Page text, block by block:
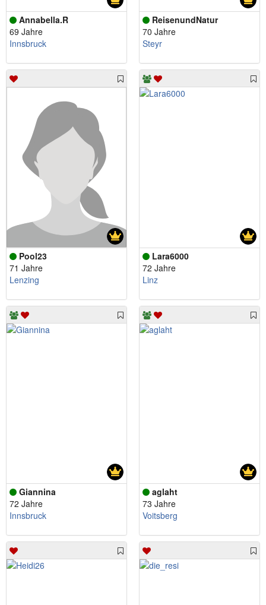
Annabella.R
69 Jahre
Innsbruck
ReisenundNatur
70 Jahre
Steyr
Pool23
71 Jahre
Lenzing
Lara6000
72 Jahre
Linz
Giannina
72 Jahre
Innsbruck
aglaht
73 Jahre
Voitsberg